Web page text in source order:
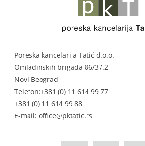
Poreska kancelarija Tatić d.o.o.
Omladinskih brigada 86/37.2
Novi Beograd
Telefon:+381 (0) 11 614 99 77
+381 (0) 11 614 99 88
E-mail: office@pktatic.rs